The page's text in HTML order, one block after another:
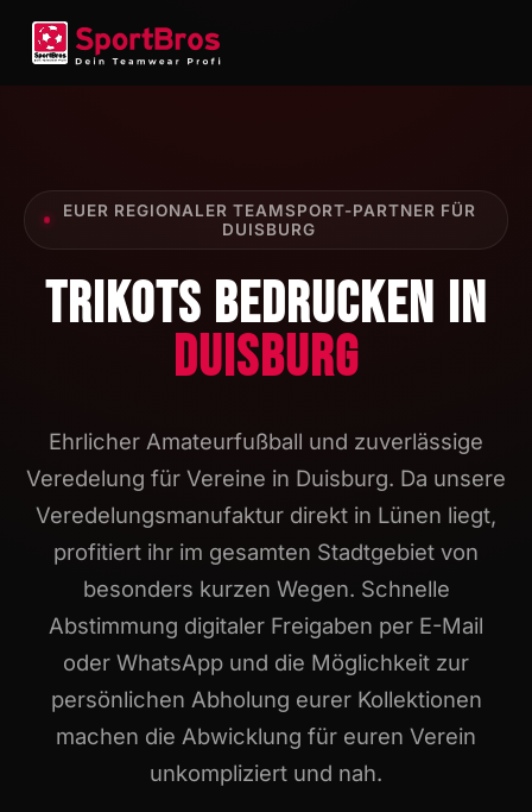
EUER REGIONALER TEAMSPORT-PARTNER FÜR
DUISBURG
TRIKOTS BEDRUCKEN IN
DUISBURG
Ehrlicher Amateurfußball und zuverlässige
Veredelung für Vereine in Duisburg. Da unsere
Veredelungsmanufaktur direkt in Lünen liegt,
profitiert ihr im gesamten Stadtgebiet von
besonders kurzen Wegen. Schnelle
Abstimmung digitaler Freigaben per E-Mail
oder WhatsApp und die Möglichkeit zur
persönlichen Abholung eurer Kollektionen
machen die Abwicklung für euren Verein
unkompliziert und nah.